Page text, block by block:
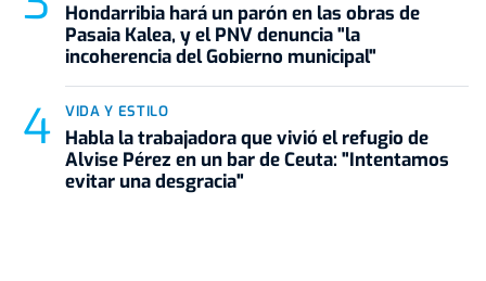
Hondarribia hará un parón en las obras de
Pasaia Kalea, y el PNV denuncia "la
incoherencia del Gobierno municipal"
VIDA Y ESTILO
Habla la trabajadora que vivió el refugio de
Alvise Pérez en un bar de Ceuta: "Intentamos
evitar una desgracia"